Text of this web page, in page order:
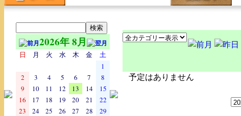
2026年 8月
日 月 火 水 木 金
土
1
2
3 4 5 6 7
8
9
10 11 12 13 14
15
16
17 18 19 20 21
22
23
24 25 26 27 28
29
予定はありません